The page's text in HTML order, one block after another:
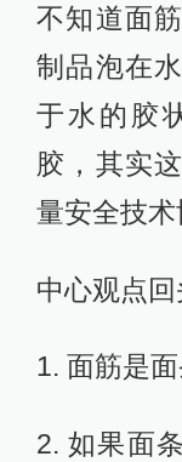
不知道面
制品泡在
于水的胶
胶，其实
量安全技术
中心观点回
1. 面筋是面
2. 如果面